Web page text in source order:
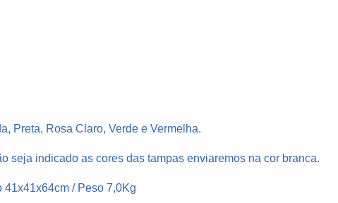
P
Preta, Rosa Claro, Verde e Vermelha.
seja indicado as cores das tampas enviaremos na cor branca.
41x41x64cm / Peso 7,0Kg